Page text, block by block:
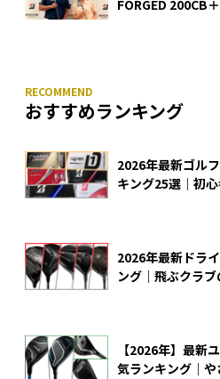
FORGED
おすすめランキング
2026年最新ゴル
キング25選｜初
2026年最新ドラ
ング｜飛ぶクラ
【2026年】最新
気ランキング｜